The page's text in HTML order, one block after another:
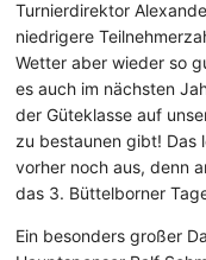
Turnierdirektor
niedrigere
Wetter aber wieder so
es auch im nächsten
der Güteklasse auf
zu bestaunen gibt! Das
vorher noch aus, denn
das 3. Büttelborner
Ein besonders großer